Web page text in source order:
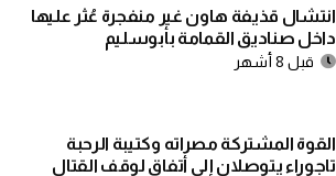
انتشال قذيفة هاون غير منفجرة عُثر عليها
داخل صناديق القمامة بأبوسليم
قبل 8 أشهر
القوة المشتركة مصراته وكتيبة الرحبة
تاجوراء يتوصلان إلى أتفاق لوقف القتال